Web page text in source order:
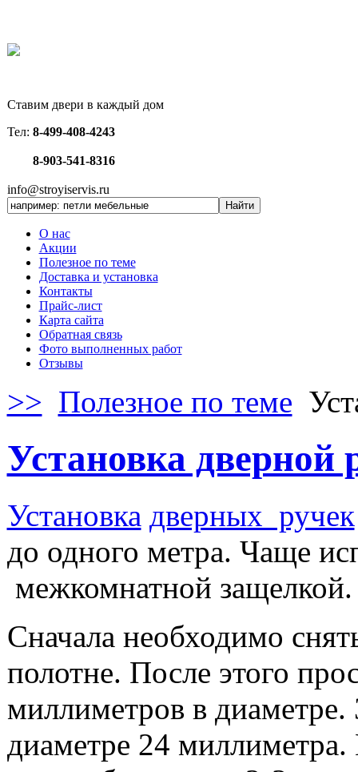
Ставим двери в каждый дом
Тел: 8-499-408-4243
8-903-541-8316
info@stroyiservis.ru
О нас
Акции
Полезное по теме
Доставка и установка
Контакты
Прайс-лист
Карта сайта
Обратная связь
Фото выполненных работ
Отзывы
>> Полезное по теме
Установка дверной
Установка дверных ручек
до одного метра. Чаще
межкомнатной защелкой.
Сначала необходимо
полотне. После этого
миллиметров в диаметре.
диаметре 24